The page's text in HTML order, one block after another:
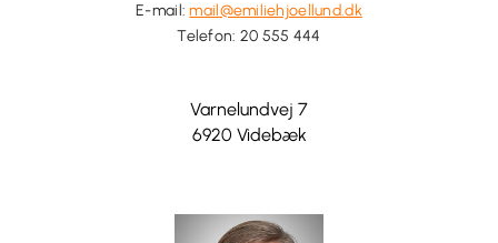
E-mail: mail@emiliehjoellund.dk
Telefon: 20 555 444
Varnelundvej 7
6920 Videbæk